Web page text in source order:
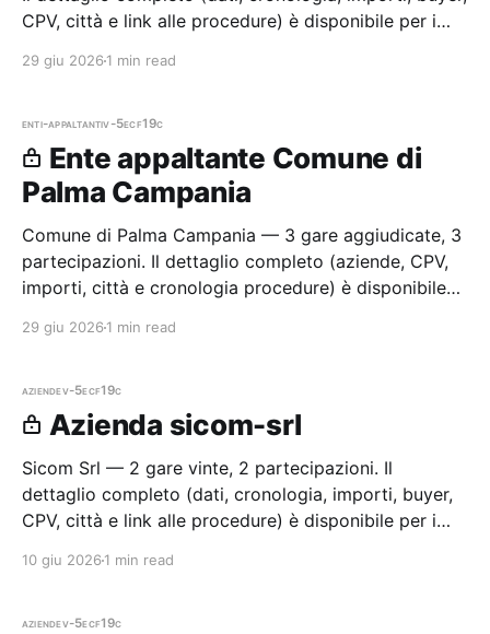
CPV, città e link alle procedure) è disponibile per i
29 giu 2026 1 min read
enti-appaltantiv-5ecf19c
Ente appaltante Comune di
Palma Campania
Comune di Palma Campania — 3 gare aggiudicate, 3
partecipazioni. Il dettaglio completo (aziende, CPV,
importi, città e cronologia procedure) è disponibile
29 giu 2026 1 min read
aziendev-5ecf19c
Azienda sicom-srl
Sicom Srl — 2 gare vinte, 2 partecipazioni. Il
dettaglio completo (dati, cronologia, importi, buyer,
CPV, città e link alle procedure) è disponibile per i
10 giu 2026 1 min read
aziendev-5ecf19c